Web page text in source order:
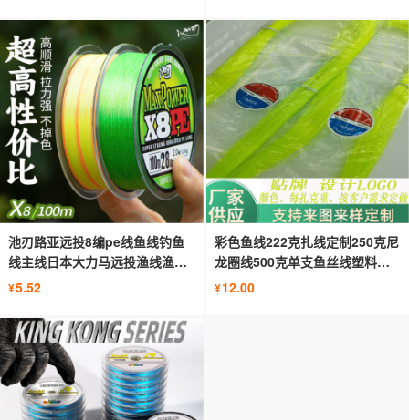
池刃路亚远投8编pe线鱼线钓鱼
线主线日本大力马远投渔线渔具
批发
¥5.52
彩色鱼线222克扎线定制250克尼
龙圈线500克单支鱼丝线塑料袋
包装
¥12.00